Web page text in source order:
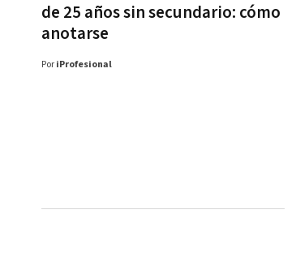
de 25 años sin secundario: cómo
anotarse
Por iProfesional